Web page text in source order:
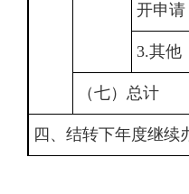
开申请
3.其他
（七）总计
四、结转下年度继续